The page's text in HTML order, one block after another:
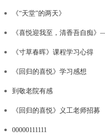
《“天堂”的两天》
《寸草春晖》课程学习心得
《回归的喜悦》学习感想
到敬老院有感
《回归的喜悦》义工老师招募
00000111111